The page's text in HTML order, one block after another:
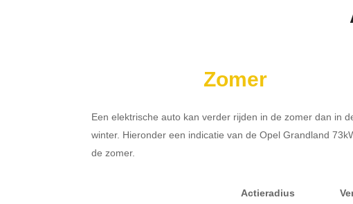
Zomer
Een elektrische auto kan verder rijden in de zomer dan in
winter. Hieronder een indicatie van de Opel Grandland
de zomer.
Actieradius